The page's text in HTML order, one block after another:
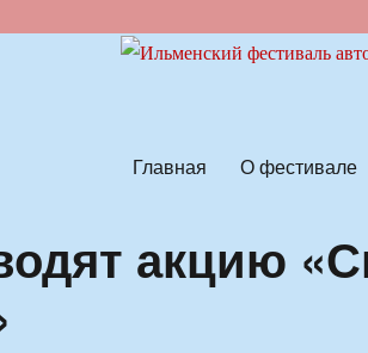
Главная О фестивале
акцию